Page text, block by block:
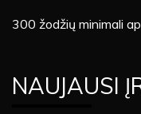
300 žodžių minimali
NAUJAUSI